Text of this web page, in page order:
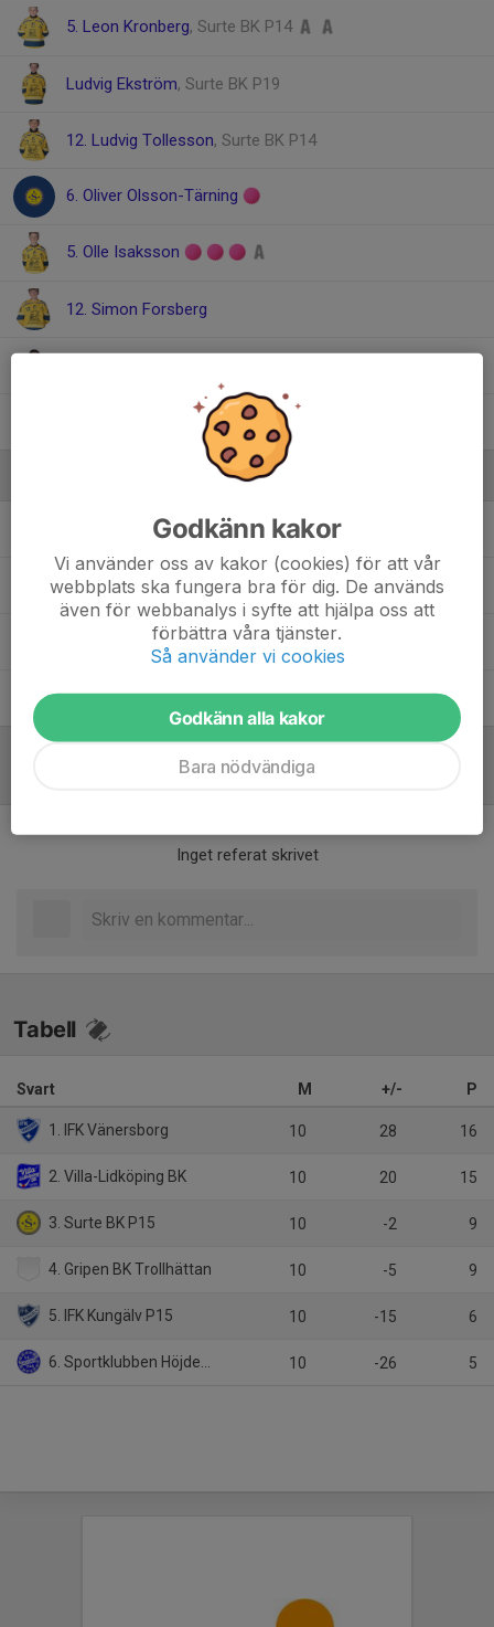
5. Leon Kronberg, Surte BK P14
Ludvig Ekström, Surte BK P19
12. Ludvig Tollesson, Surte BK P14
6. Oliver Olsson-Tärning
5. Olle Isaksson
12. Simon Forsberg
10. Wiggo Bodebratt
Daniel IsakssonAssisterande Tränare
Emma KronbergTränare
Mikael Tärning Lagledare
Sture BodebrattMaterialare
Inget referat skrivet
Tabell
Svart M +/- P
1. IFK Vänersborg 10 28 16
2. Villa-Lidköping BK 10 20 15
3. Surte BK P15 10 -2 9
4. Gripen BK Trollhättan 10 -5 9
5. IFK Kungälv P15 10 -15 6
6. Sportklubben Höjden Göteborg U15 10 -26 5
Godkänn kakor
Vi använder oss av kakor (cookies) för att vår
webbplats ska fungera bra för dig. De används
även för webbanalys i syfte att hjälpa oss att
förbättra våra tjänster.
Så använder vi cookies
Godkänn alla kakor
Bara nödvändiga